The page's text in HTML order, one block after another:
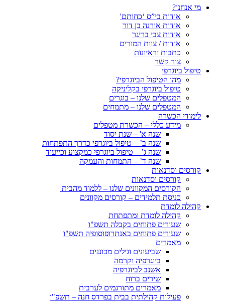
מי אנחנו?
אודות בי”ס ‘כחותם'
אודות אורנה בן דור
אודות צבי בריגר
אודות / צוות המורים
כתבות וראיונות
צור קשר
טיפול ביוגרפי
מהו הטיפול הביוגרפי?
טיפול ביוגרפי בקליניקה
המטפלים שלנו – בוגרים
המטפלים שלנו – מתמחים
לימודי הכשרה
מידע כללי – הכשרת מטפלים
שנה א' – שנת יסוד
שנה ב’ – טיפול ביוגרפי כדרך התפתחות
שנה ג’ – טיפול ביוגרפי כמקצוע וכייעוד
שנה ד’ – התמחות והעמקה
קורסים וסדנאות
קורסים וסדנאות
הקורסים המקוונים שלנו – ללמוד מהבית
כניסת תלמידים – קורסים מקוונים
קהילה לומדת
קהילה לומדת ומתפתחת
שעורים פתוחים בקבלה תשפ"ו
שעורים פתוחים באנתרופוסופיה תשפ"ו
מאמרים
שביעונים וגילים מכוננים
ביוגרפיה וקרמה
אשנב לביוגרפיה
שירים ברוח
מאמרים מתורגמים לערבית
פעילות קהילתית בבית בפרדס חנה – תשפ"ו